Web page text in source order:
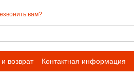
вам?
возврат Контактная информация